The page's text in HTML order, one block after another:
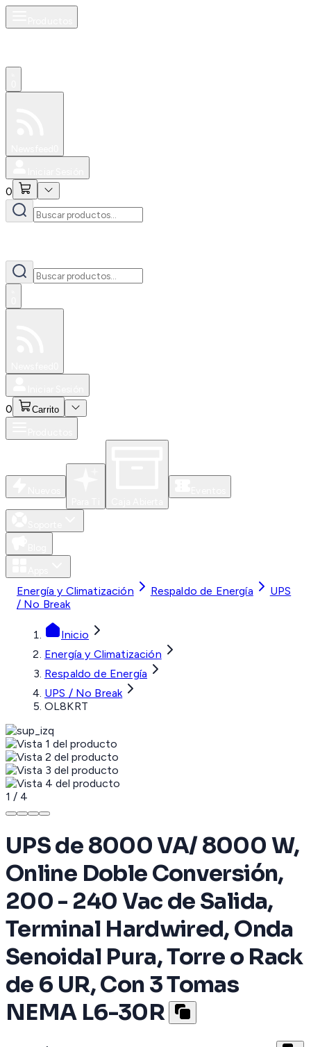
0
0 Carrito
Energía y Climatización Respaldo de Energía
UPS
/ No Break
Inicio
Energía y Climatización
Respaldo de Energía
UPS / No Break
OL8KRT
1 / 4
UPS de 8000 VA/ 8000 W,
Online Doble Conversión,
200 - 240 Vac de Salida,
Terminal Hardwired, Onda
Senoidal Pura, Torre o Rack
de 6 UR, Con 3 Tomas
NEMA L6-30R